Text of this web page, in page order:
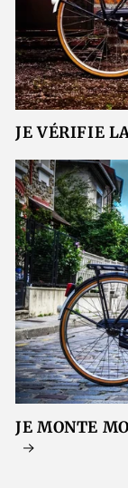
JE VÉRIFIE
JE MONTE